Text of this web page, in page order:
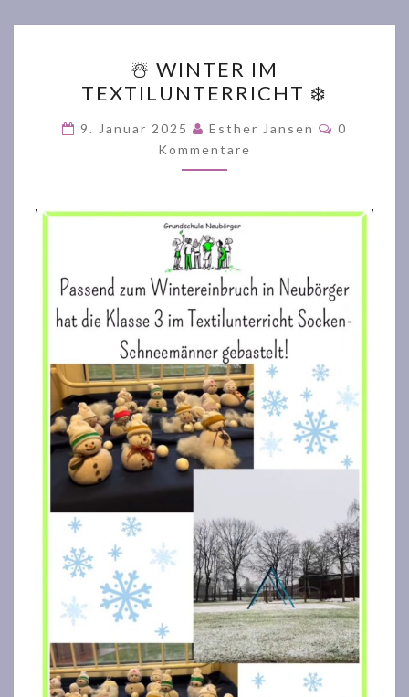
WINTER
IM
TEXTILUNTERRICHT
❄️
☃️ WINTER IM
TEXTILUNTERRICHT ❄️
9. Januar 2025 Esther Jansen
0
Kommentare